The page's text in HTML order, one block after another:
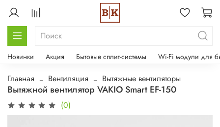
Новинки Акция Бытовые сплит-системы Wi-Fi модули для
Главная Вентиляция Вытяжные вентиляторы
Вытяжной вентилятор VAKIO Smart EF-150
(0)